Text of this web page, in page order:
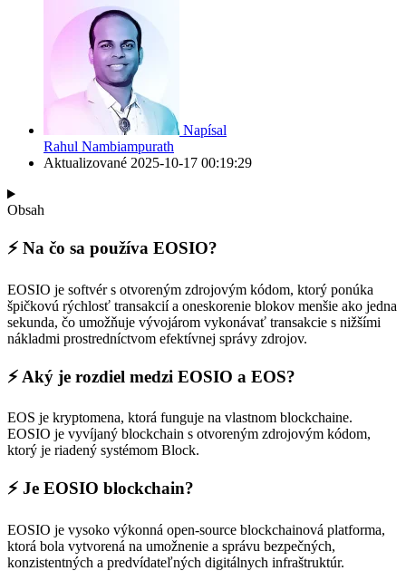
Napísal
Rahul Nambiampurath
Aktualizované 2025-10-17 00:19:29
Obsah
⚡️ Na čo sa používa EOSIO?
EOSIO je softvér s otvoreným zdrojovým kódom, ktorý ponúka
špičkovú rýchlosť transakcií a oneskorenie blokov menšie ako jedna
sekunda, čo umožňuje vývojárom vykonávať transakcie s nižšími
nákladmi prostredníctvom efektívnej správy zdrojov.
⚡️ Aký je rozdiel medzi EOSIO a EOS?
EOS je kryptomena, ktorá funguje na vlastnom blockchaine.
EOSIO je vyvíjaný blockchain s otvoreným zdrojovým kódom,
ktorý je riadený systémom Block.
⚡️ Je EOSIO blockchain?
EOSIO je vysoko výkonná open-source blockchainová platforma,
ktorá bola vytvorená na umožnenie a správu bezpečných,
konzistentných a predvídateľných digitálnych infraštruktúr.